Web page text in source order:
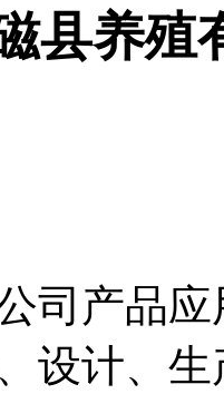
县养殖
司产品
设计、